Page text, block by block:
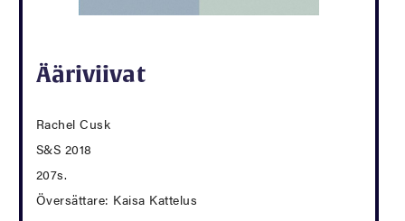
Ääriviivat
Rachel Cusk
S&S 2018
207s.
Översättare: Kaisa Kattelus